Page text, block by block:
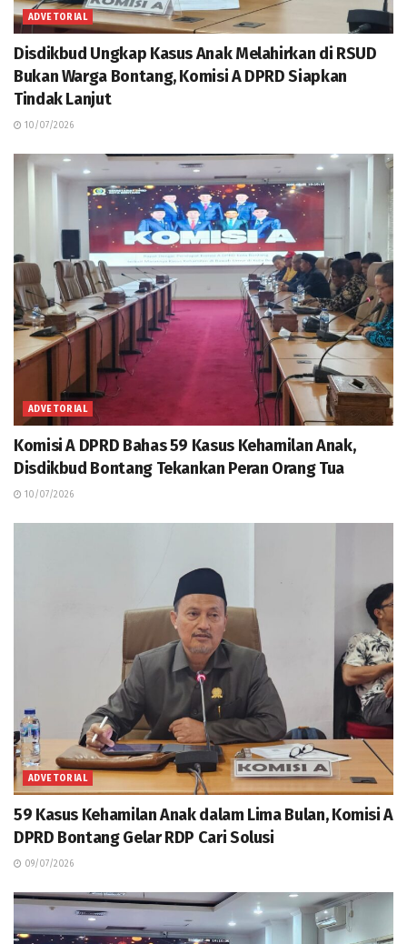
ADVETORIAL
Disdikbud Ungkap Kasus Anak Melahirkan di RSUD
Bukan Warga Bontang, Komisi A DPRD Siapkan
Tindak Lanjut
10/07/2026
ADVETORIAL
Komisi A DPRD Bahas 59 Kasus Kehamilan Anak,
Disdikbud Bontang Tekankan Peran Orang Tua
10/07/2026
ADVETORIAL
59 Kasus Kehamilan Anak dalam Lima Bulan, Komisi A
DPRD Bontang Gelar RDP Cari Solusi
09/07/2026